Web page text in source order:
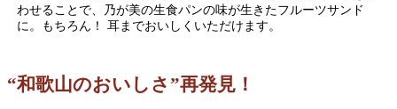
わせることで、乃が美の生食パンの味が生きたフルーツサンド
に。もちろん！ 耳までおいしくいただけます。
“和歌山のおいしさ”再発見！